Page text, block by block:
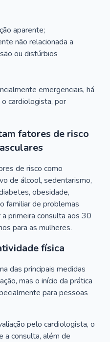
aparente;
não relacionada a
ou distúrbios
emergenciais, há
cardiologista, por
fatores de risco
de risco como
de álcool, sedentarismo,
obesidade,
familiar de problemas
primeira consulta aos 30
para as mulheres.
física
das principais medidas
mas o início da prática
para pessoas
pelo cardiologista, o
a consulta, além de